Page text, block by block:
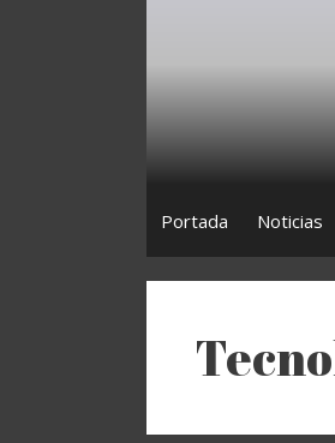
Portada Noticias